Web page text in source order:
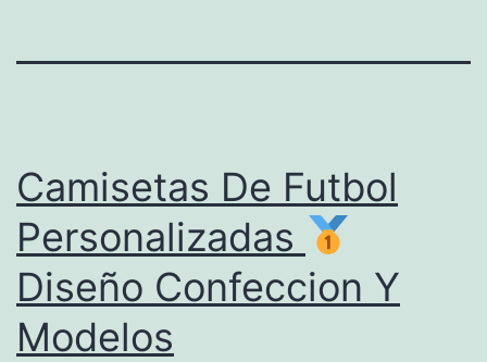
Camisetas De Futbol
Personalizadas
Diseño Confeccion Y
Modelos